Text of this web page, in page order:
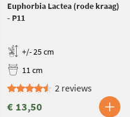
Euphorbia Lactea (rode kraag)
- P11
+/- 25 cm
11 cm
2 reviews
€ 13,50